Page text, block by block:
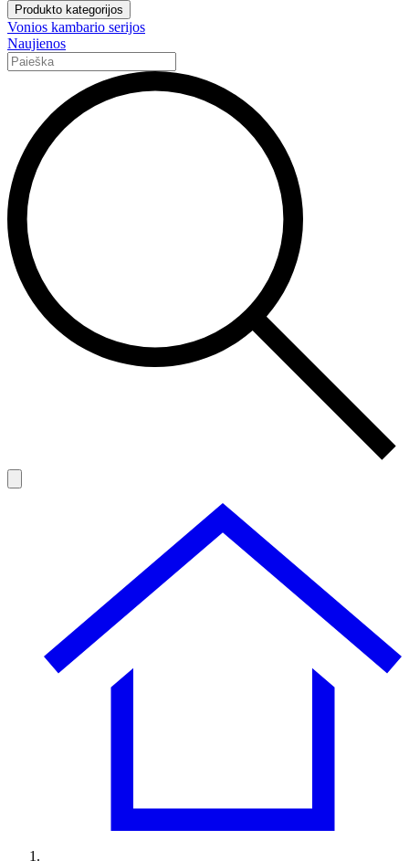
Produkto kategorijos
Vonios kambario serijos
Naujienos